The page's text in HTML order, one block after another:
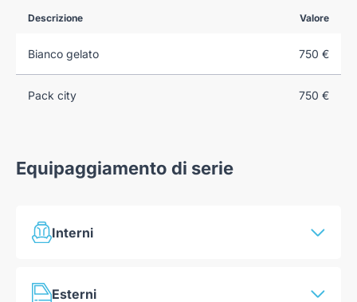
Descrizione Valore
Bianco gelato 750 €
Pack city 750 €
Equipaggiamento di serie
Interni
Seat belt reminder su tutti i sedili
Esterni